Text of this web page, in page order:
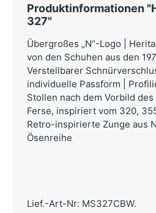
Produktinformationen
327"
Übergroßes „N“-Logo |
von den Schuhen aus den
Verstellbarer
individuelle Passform |
Stollen nach dem Vorbild
Ferse, inspiriert vom 320,
Retro-inspirierte Zunge aus
Ösenreihe
Lief.-Art-Nr: MS327CBW.